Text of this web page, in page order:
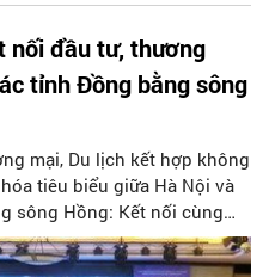
nối đầu tư, thương
tỉnh Đồng bằng sông
mại, Du lịch kết hợp không
tiêu biểu giữa Hà Nội và
sông Hồng: Kết nối cùng
tổ chức tại TP Hạ Long,
27/8/2023.